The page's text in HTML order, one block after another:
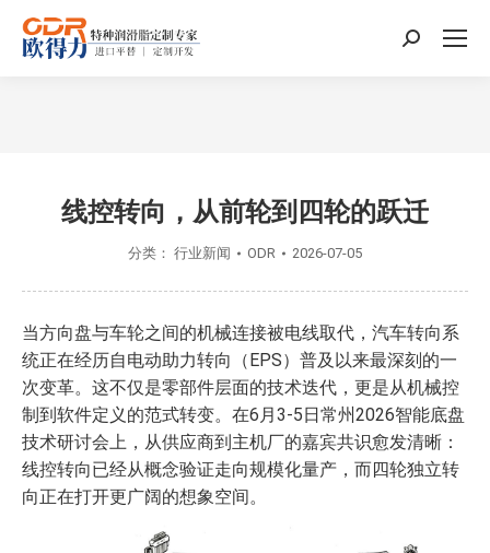
搜
线控转向，从前轮到四轮的跃迁
分类： 行业新闻 ODR 2026-07-05
当方向盘与车轮之间的机械连接被电线取代，汽车转向系
统正在经历自电动助力转向（EPS）普及以来最深刻的一
次变革。这不仅是零部件层面的技术迭代，更是从机械控
制到软件定义的范式转变。在6月3-5日常州2026智能底盘
技术研讨会上，从供应商到主机厂的嘉宾共识愈发清晰：
线控转向已经从概念验证走向规模化量产，而四轮独立转
向正在打开更广阔的想象空间。